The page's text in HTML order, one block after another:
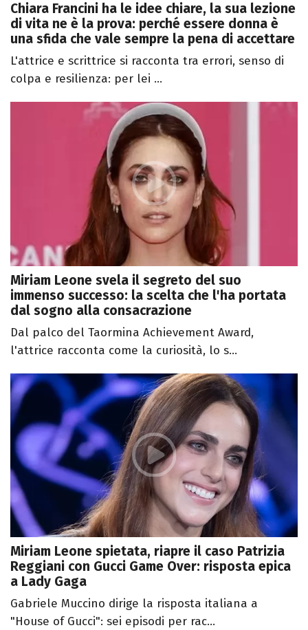
Chiara Francini ha le idee chiare, la sua lezione
di vita ne è la prova: perché essere donna è
una sfida che vale sempre la pena di accettare
L'attrice e scrittrice si racconta tra errori, senso di
colpa e resilienza: per lei ...
Miriam Leone svela il segreto del suo
immenso successo: la scelta che l'ha portata
dal sogno alla consacrazione
Dal palco del Taormina Achievement Award,
l'attrice racconta come la curiosità, lo s...
Miriam Leone spietata, riapre il caso Patrizia
Reggiani con Gucci Game Over: risposta epica
a Lady Gaga
Gabriele Muccino dirige la risposta italiana a
"House of Gucci": sei episodi per rac...